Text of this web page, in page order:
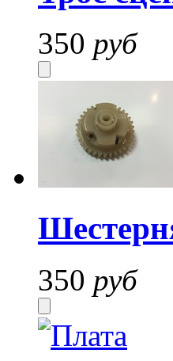
350 руб
350 руб